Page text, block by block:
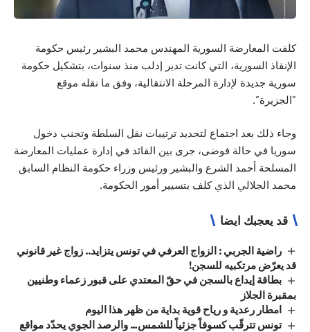
كلفت المعارضة السورية المهندس محمد البشير رئيس حكومة
الإنقاذ السورية، التي كانت تدير إدلب منذ سنوات، بتشكيل حكومة
سورية جديدة لإدارة المرحلة الانتقالية، وفق ما نقله موقع
”الجزيرة”.
وجاء ذلك بعد اجتماع لتحديد ترتيبات نقل السلطة وتجنب دخول
سوريا في حالة فوضى، جرى بين القائد في إدارة عمليات المعارضة
المسلحة أحمد الشرع والبشير ورئيس وزراء حكومة النظام السابق
محمد الجلالي الذي كلف بتسيير أمور الحكومة.
قد يعجبك ايضا
راضية الجربي : الزواج العرفي في تونس يتزايد.. زواج غير قانوني
قد يعرّض مرتكبيه للسجن!
بطاقة إيداع بالسجن في حقّ المعتدي على قبور زعماء وطنيين
بمقبرة الجلاز
امطار رعدية و رياح قوية بداية من ظهر هذا اليوم
تونس تترقّب كسوفاً جزئياً للشمس… والرصد الجوي يحدّد مواقع